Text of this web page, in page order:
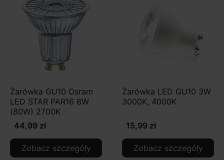
Żarówka GU10 Osram
LED STAR PAR16 8W
(80W) 2700K
44,99 zł
Zobacz szczegóły
Żarówka LED GU10 3W
3000K, 4000K
15,99 zł
Zobacz szczegóły